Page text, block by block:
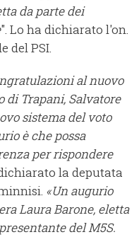
da parte dei
". Lo ha dichiarato l'on.
del PSI.
al nuovo
di Trapani, Salvatore
sistema del voto
è che possa
per rispondere
la deputata
«Un augurio
Laura Barone, eletta
del M5S.